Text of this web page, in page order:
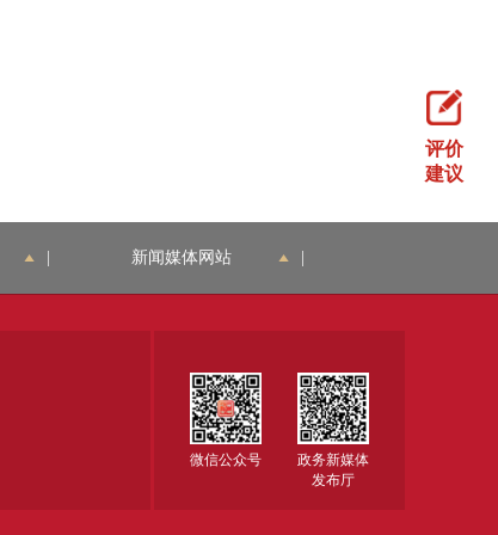
评价
建议
新闻媒体网站
微信公众号
政务新媒体
发布厅